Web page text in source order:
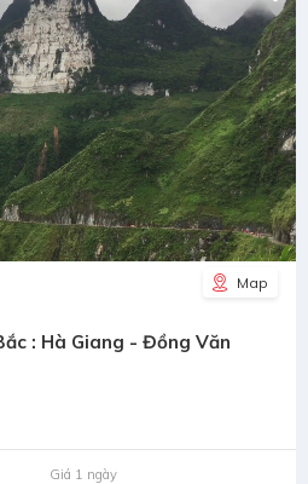
Map
: Hà Giang - Đồng Văn
Giá 1 ngày